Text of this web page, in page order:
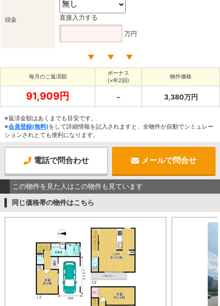
頭金 直接入力する
万円
毎月のご返済額
ボーナス
(×年2回)
物件価格
91,909円 － 3,380万円
※返済金額はあくまでも目安です。
※会員登録(無料)をして詳細情報を記入されますと、全物件が自動でシミュレー
ションされとても便利になります。
電話で問合わせ メールで問合せ
この物件を見た人はこの物件も見ています
同じ価格帯の物件はこちら